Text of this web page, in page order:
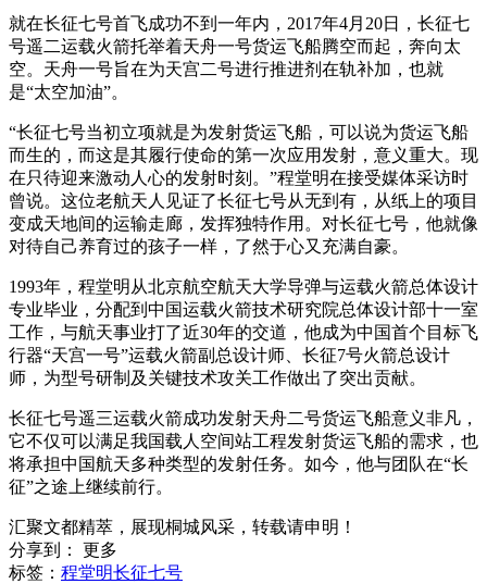
就在长征七号首飞成功不到一年内，2017年4月20日，长征七
号遥二运载火箭托举着天舟一号货运飞船腾空而起，奔向太
空。天舟一号旨在为天宫二号进行推进剂在轨补加，也就
是“太空加油”。
“长征七号当初立项就是为发射货运飞船，可以说为货运飞船
而生的，而这是其履行使命的第一次应用发射，意义重大。现
在只待迎来激动人心的发射时刻。”程堂明在接受媒体采访时
曾说。这位老航天人见证了长征七号从无到有，从纸上的项目
变成天地间的运输走廊，发挥独特作用。对长征七号，他就像
对待自己养育过的孩子一样，了然于心又充满自豪。
1993年，程堂明从北京航空航天大学导弹与运载火箭总体设计
专业毕业，分配到中国运载火箭技术研究院总体设计部十一室
工作，与航天事业打了近30年的交道，他成为中国首个目标飞
行器“天宫一号”运载火箭副总设计师、长征7号火箭总设计
师，为型号研制及关键技术攻关工作做出了突出贡献。
长征七号遥三运载火箭成功发射天舟二号货运飞船意义非凡，
它不仅可以满足我国载人空间站工程发射货运飞船的需求，也
将承担中国航天多种类型的发射任务。如今，他与团队在“长
征”之途上继续前行。
汇聚文都精萃，展现桐城风采，转载请申明！
分享到：
更多
标签： 程堂明长征七号